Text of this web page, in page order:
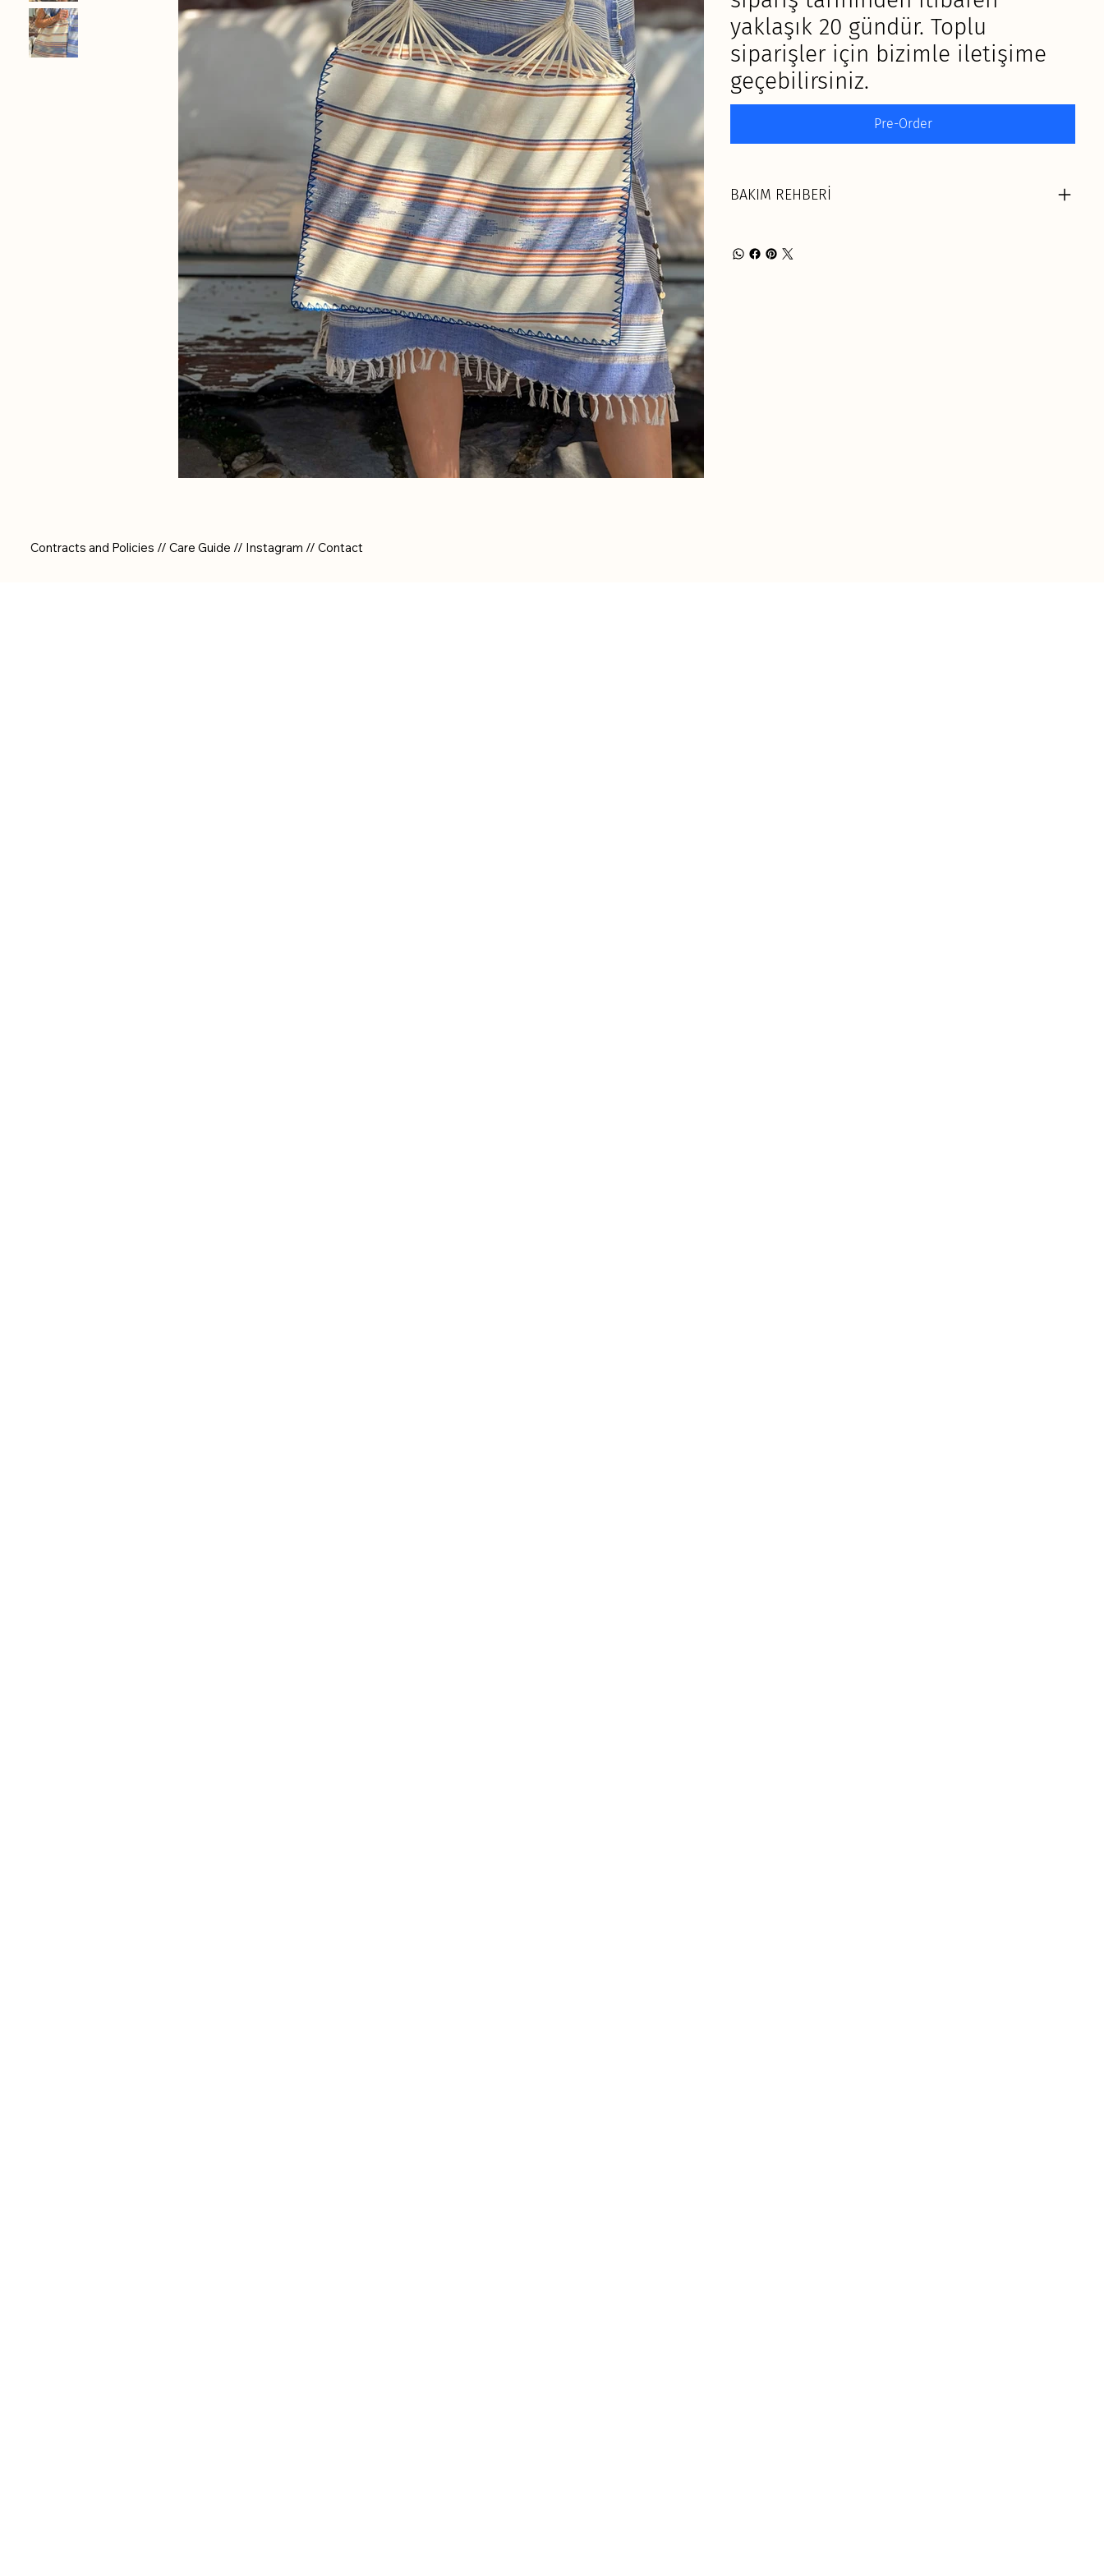
yaklaşık 20 gündür. Toplu
siparişler için bizimle iletişime
geçebilirsiniz.
Pre-Order
BAKIM REHBERİ
Contracts and Policies // Care Guide // Instagram // Contact